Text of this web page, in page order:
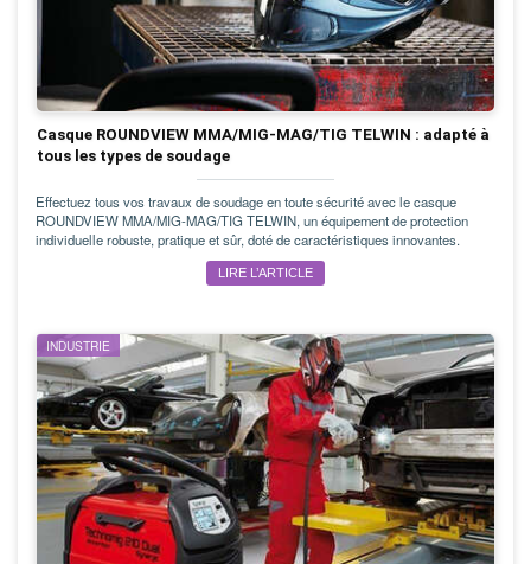
Casque ROUNDVIEW MMA/MIG-MAG/TIG TELWIN : adapté à
tous les types de soudage
Effectuez tous vos travaux de soudage en toute sécurité avec le casque
ROUNDVIEW MMA/MIG-MAG/TIG TELWIN, un équipement de protection
individuelle robuste, pratique et sûr, doté de caractéristiques innovantes.
LIRE L’ARTICLE
INDUSTRIE